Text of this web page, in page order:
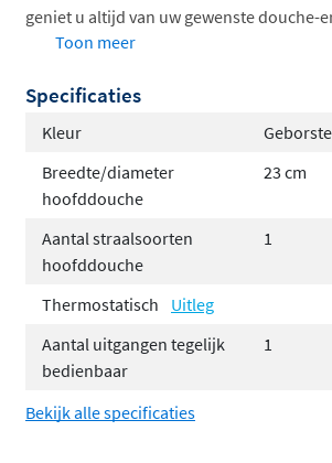
geniet u altijd van uw gewenste douche-
temperatuur regelt u handmatig door
Stel de set volledig samen naar uw smaak
Keuze uit 6 kleuren voor een
uw interieur
Keuze uit 3 verschillende
Hoofddouchebevestiging via een
badkamerontwerp
staafhanddouche of een veelzijdige
Toon meer
Specificaties
Kleur
Breedte/diameter
hoofddouche
23 cm
Aantal straalsoorten
hoofddouche
1
Thermostatisch
Uitleg
Aantal uitgangen tegelijk
bedienbaar
1
Bekijk alle specificaties